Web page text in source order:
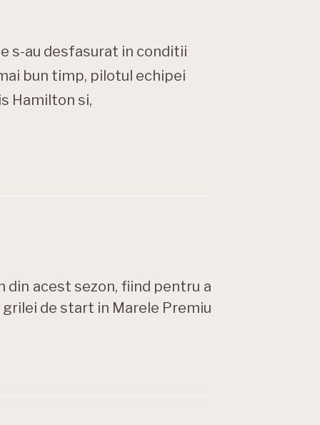
s-au desfasurat in conditii
bun timp, pilotul echipei
Hamilton si,
acest sezon, fiind pentru a
de start in Marele Premiu